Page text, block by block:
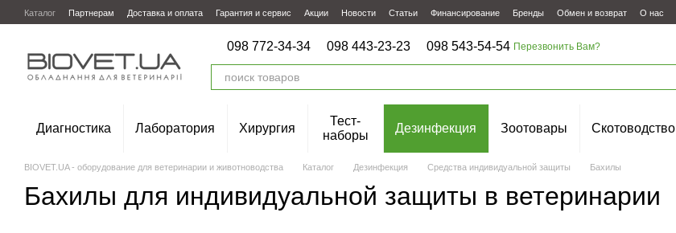
Перейти к основному контенту
Каталог Партнерам Доставка и оплата Гарантия и сервис Акции Новости Статьи Финансирование Бренды Обмен и возврат О нас
098 772-34-34 098 443-23-23 098 543-54-54 Перезвонить Вам?
Диагностика Лаборатория Хирургия
Тест-
наборы
Дезинфекция Зоотовары Скотоводство
BIOVET.UA - оборудование для ветеринарии и животноводства Каталог Дезинфекция Средства индивидуальной защиты Бахилы
Бахилы для индивидуальной защиты в ветеринарии